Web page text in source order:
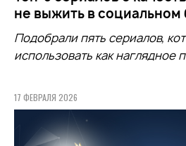
не выжить в социальном
Подобрали пять сериалов,
использовать как наглядное
17 ФЕВРАЛЯ 2026